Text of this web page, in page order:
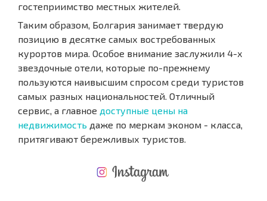
гостеприимство местных жителей.
Таким образом, Болгария занимает твердую
позицию в десятке самых востребованных
курортов мира. Особое внимание заслужили 4-х
звездочные отели, которые по-прежнему
пользуются наивысшим спросом среди туристов
самых разных национальностей. Отличный
сервис, а главное доступные цены на
недвижимость даже по меркам эконом - класса,
притягивают бережливых туристов.